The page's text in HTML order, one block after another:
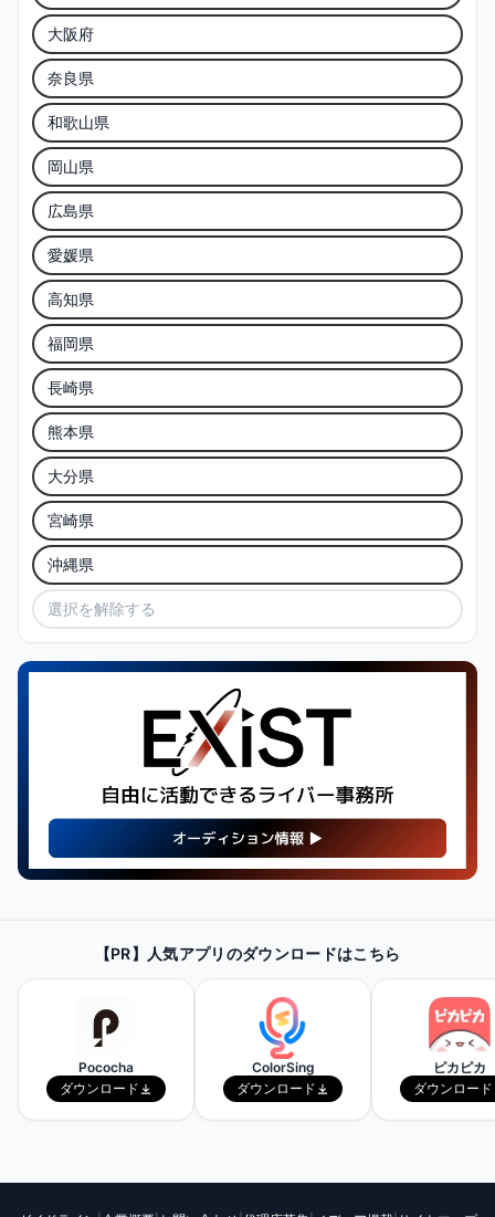
大阪府
奈良県
和歌山県
岡山県
広島県
愛媛県
高知県
福岡県
長崎県
熊本県
大分県
宮崎県
沖縄県
選択を解除する
最新・人気の配信機材情報を
チェックしてみよう！
Amazonで見てみる
【PR】人気アプリのダウンロードはこちら
Pococha
ダウンロード
ColorSing
ダウンロード
ピカピカ
ダウンロード